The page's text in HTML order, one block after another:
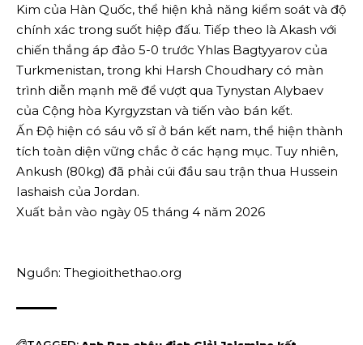
Kim của Hàn Quốc, thể hiện khả năng kiểm soát và độ
chính xác trong suốt hiệp đấu. Tiếp theo là Akash với
chiến thắng áp đảo 5-0 trước Yhlas Bagtyyarov của
Turkmenistan, trong khi Harsh Choudhary có màn
trình diễn mạnh mẽ để vượt qua Tynystan Alybaev
của Cộng hòa Kyrgyzstan và tiến vào bán kết.
Ấn Độ hiện có sáu võ sĩ ở bán kết nam, thể hiện thành
tích toàn diện vững chắc ở các hạng mục. Tuy nhiên,
Ankush (80kg) đã phải cúi đầu sau trận thua Hussein
Iashaish của Jordan.
Xuất bản vào ngày 05 tháng 4 năm 2026
Nguồn: Thegioithethao.org